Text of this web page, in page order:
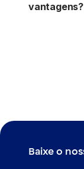
vantagens?
Baixe o